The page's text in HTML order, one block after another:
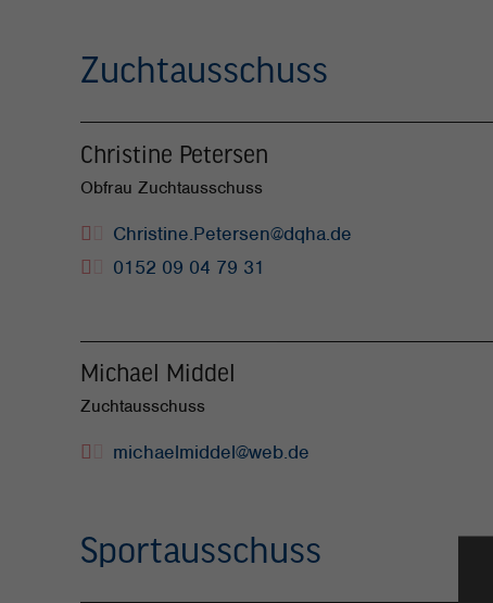
Zuchtausschuss
Christine Petersen
Obfrau Zuchtausschuss
Christine.Petersen@dqha.de
0152 09 04 79 31
Michael Middel
Zuchtausschuss
michaelmiddel@web.de
Sportausschuss